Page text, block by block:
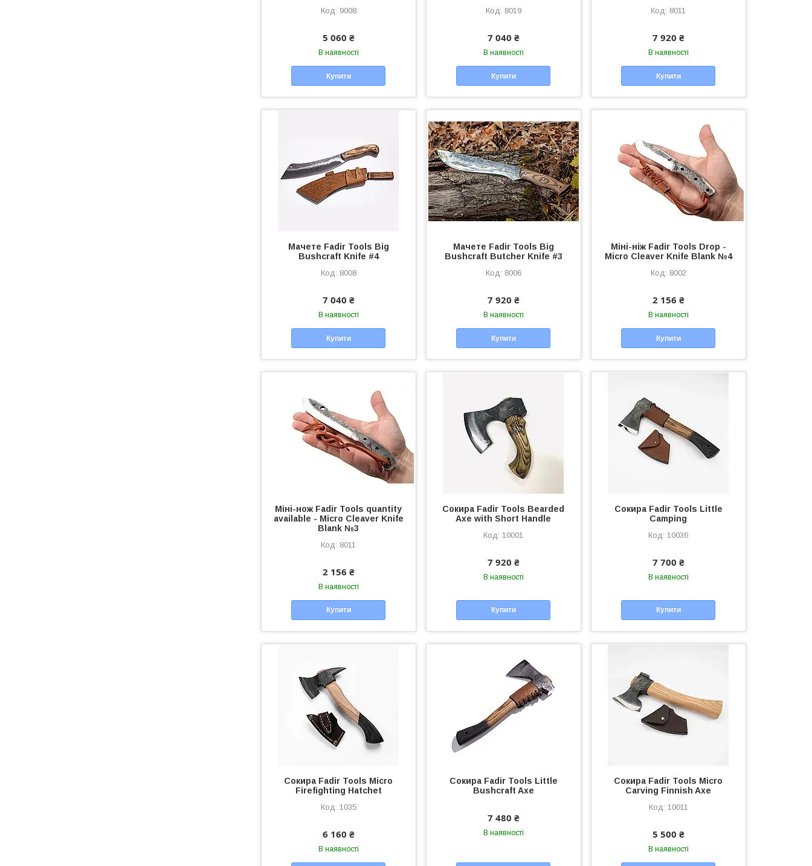
9008
5 060 ₴
В наявності
Купити
8019
7 040 ₴
В наявності
Купити
8011
7 920 ₴
В наявності
Купити
Мачете Fadir Tools Big
Bushcraft Knife #4
8008
7 040 ₴
В наявності
Купити
Мачете Fadir Tools Big
Bushcraft Butcher Knife #3
8006
7 920 ₴
В наявності
Купити
Міні-ніж Fadir Tools Drop -
Micro Cleaver Knife Blank №4
8002
2 156 ₴
В наявності
Купити
Міні-нож Fadir Tools quantity
available - Micro Cleaver Knife
Blank №3
8011
2 156 ₴
В наявності
Купити
Сокира Fadir Tools Bearded
Axe with Short Handle
10001
7 920 ₴
В наявності
Купити
Сокира Fadir Tools Little
Camping
10036
7 700 ₴
В наявності
Купити
Сокира Fadir Tools Micro
Firefighting Hatchet
1035
6 160 ₴
В наявності
Сокира Fadir Tools Little
Bushcraft Axe
7 480 ₴
В наявності
Сокира Fadir Tools Micro
Carving Finnish Axe
10011
5 500 ₴
В наявності